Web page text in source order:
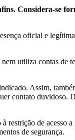
Considera-se
oficial e
utiliza contas de
Assim,
contato duvidoso.
restrição de acesso
de segurança.